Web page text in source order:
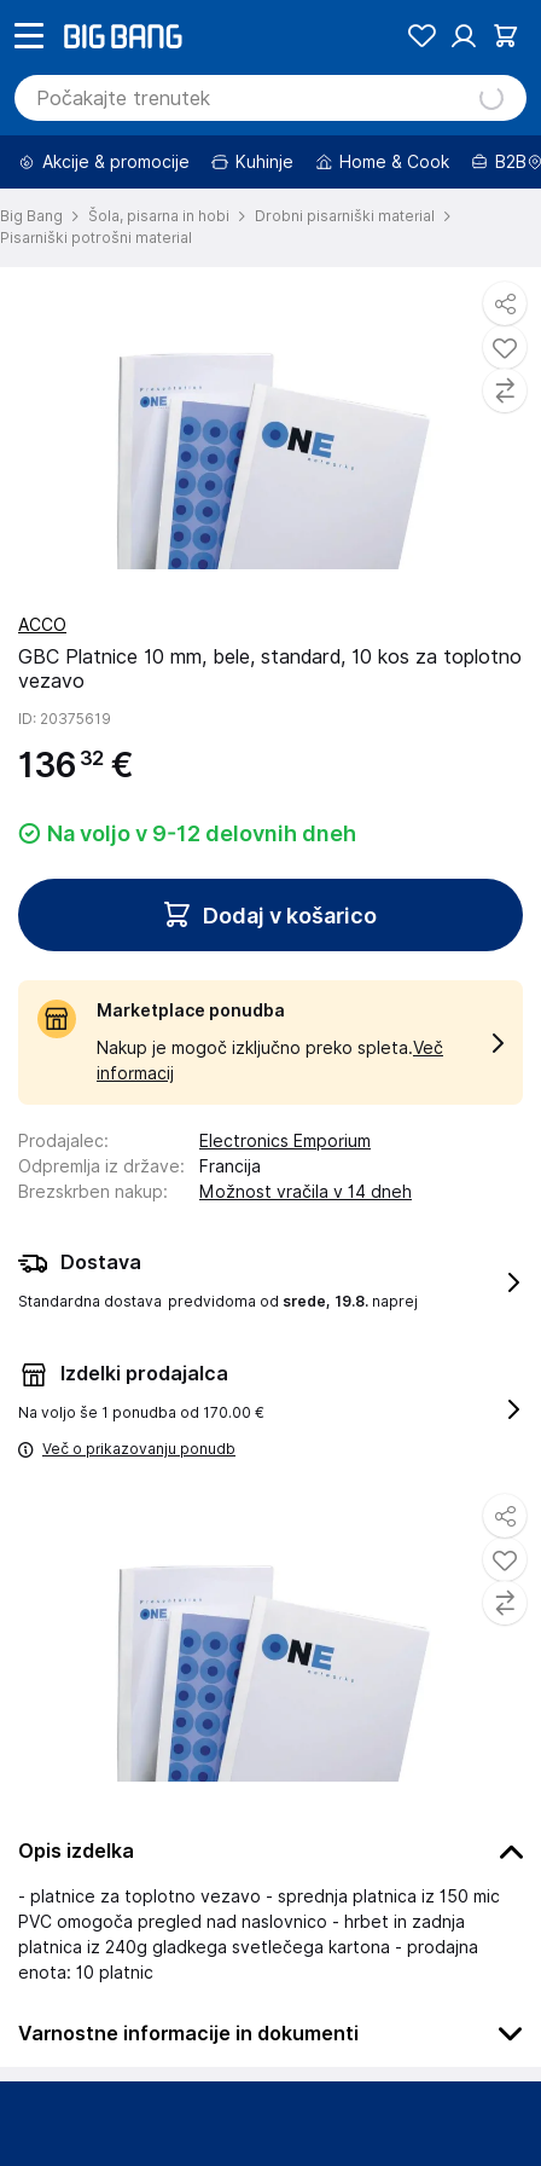
Akcije & promocije Kuhinje Home & Cook B2B
Big Bang Šola, pisarna in hobi
Drobni pisarniški material
Pisarniški potrošni material
Opis izdelka
- platnice za toplotno vezavo - sprednja platnica iz 150 mic
PVC omogoča pregled nad naslovnico - hrbet in zadnja
platnica iz 240g gladkega svetlečega kartona - prodajna
enota: 10 platnic
Varnostne informacije in dokumenti
Podatki o proizvajalcu
ACCO
GBC Platnice 10 mm, bele, standard, 10 kos za toplotno
vezavo
ID: 20375619
136 32 €
Na voljo v 9-12 delovnih dneh
Dodaj v košarico
Marketplace ponudba
Nakup je mogoč izključno preko spleta.Več
informacij
Prodajalec:
Electronics Emporium
Odpremlja iz države:
Francija
Brezskrben nakup: Možnost vračila v 14 dneh
Dostava
Standardna dostava predvidoma od srede, 19.8. naprej
Izdelki prodajalca
Na voljo še 1 ponudba od 170.00 €
Več o prikazovanju ponudb